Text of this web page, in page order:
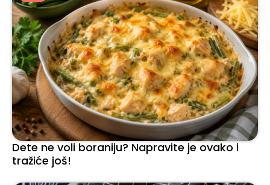
Dete ne voli boraniju? Napravite je ovako i
tražiće još!